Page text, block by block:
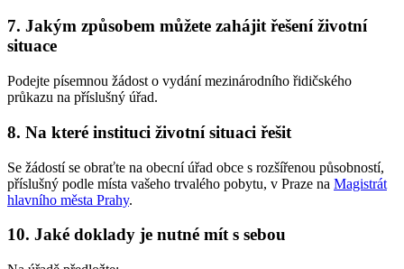
7. Jakým způsobem můžete zahájit řešení životní
situace
Podejte písemnou žádost o vydání mezinárodního řidičského
průkazu na příslušný úřad.
8. Na které instituci životní situaci řešit
Se žádostí se obraťte na obecní úřad obce s rozšířenou působností,
příslušný podle místa vašeho trvalého pobytu, v Praze na Magistrát
hlavního města Prahy.
10. Jaké doklady je nutné mít s sebou